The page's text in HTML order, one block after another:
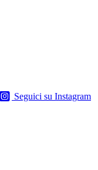
Seguici su Instagram